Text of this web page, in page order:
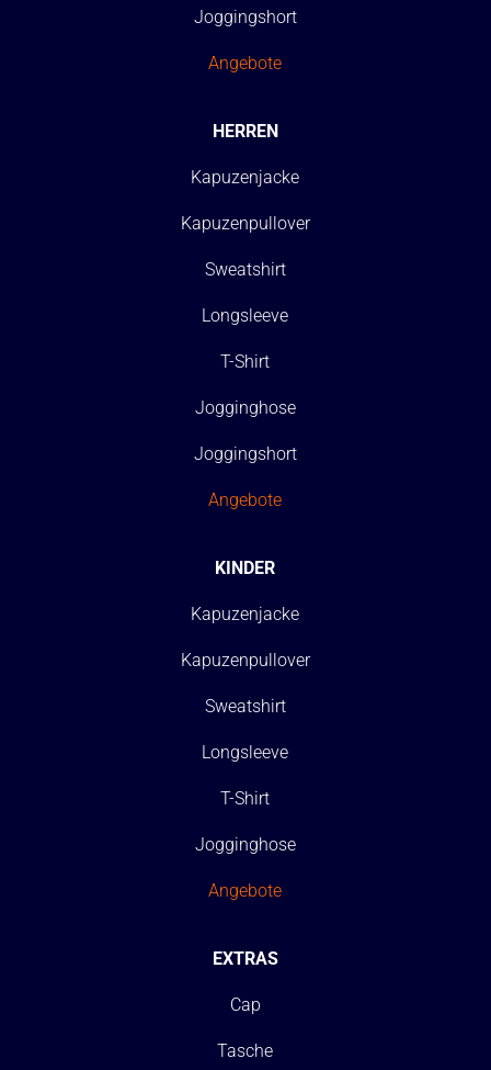
Joggingshort
Angebote
HERREN
Kapuzenjacke
Kapuzenpullover
Sweatshirt
Longsleeve
T-Shirt
Jogginghose
Joggingshort
Angebote
KINDER
Kapuzenjacke
Kapuzenpullover
Sweatshirt
Longsleeve
T-Shirt
Jogginghose
Angebote
EXTRAS
Cap
Tasche